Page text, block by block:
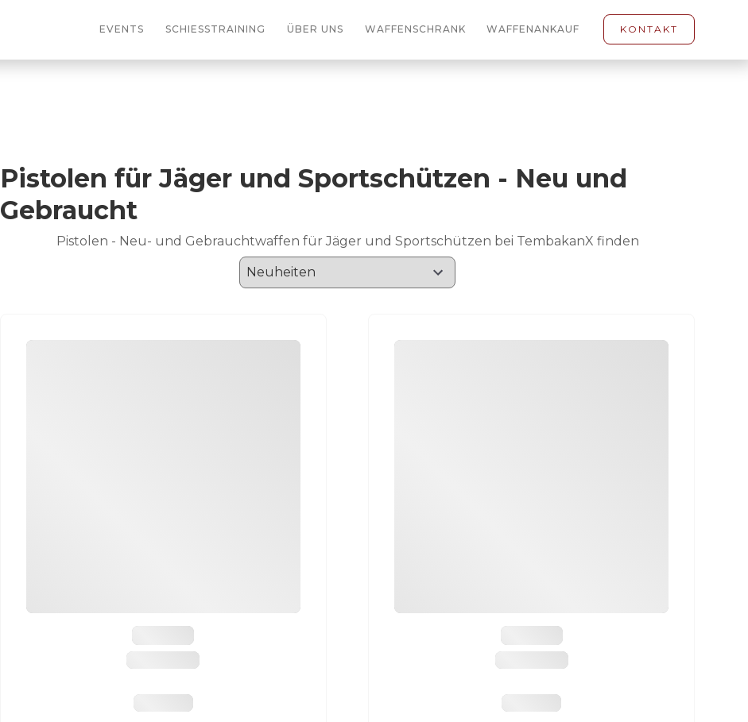
EVENTS SCHIESSTRAINING ÜBER UNS WAFFENSCHRANK WAFFENANKAUF KONTAKT
Pistolen für Jäger und Sportschützen - Neu und
Gebraucht
Pistolen - Neu- und Gebrauchtwaffen für Jäger und Sportschützen bei TembakanX finden
Mauser Mauser